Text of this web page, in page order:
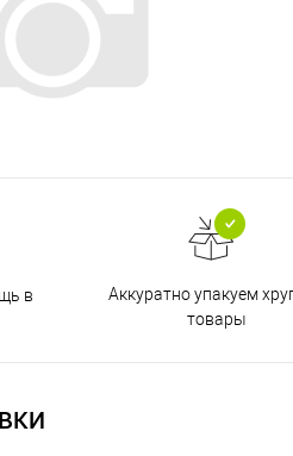
в
Аккуратно упакуем
товары